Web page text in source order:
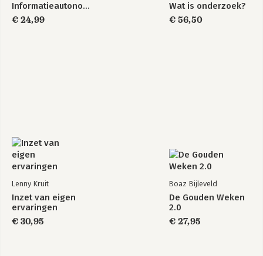
Informatieautonomie
€ 24,99
Wat is onderzoek?
€ 56,50
Lenny Kruit
Inzet van eigen
ervaringen
€ 30,95
Boaz Bijleveld
De Gouden Weken
2.0
€ 27,95